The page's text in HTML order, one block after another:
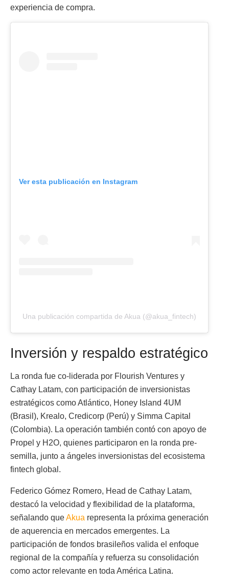
experiencia de compra.
Ver esta publicación en Instagram
Una publicación compartida de Akua (@akua_fintech)
Inversión y respaldo estratégico
La ronda fue co-liderada por Flourish Ventures y
Cathay Latam, con participación de inversionistas
estratégicos como Atlántico, Honey Island 4UM
(Brasil), Krealo, Credicorp (Perú) y Simma Capital
(Colombia). La operación también contó con apoyo de
Propel y H2O, quienes participaron en la ronda pre-
semilla, junto a ángeles inversionistas del ecosistema
fintech global.
Federico Gómez Romero, Head de Cathay Latam,
destacó la velocidad y flexibilidad de la plataforma,
señalando queAkua representa la próxima generación
de aquerencia en mercados emergentes. La
participación de fondos brasileños valida el enfoque
regional de la compañía y refuerza su consolidación
como actor relevante en toda América Latina.